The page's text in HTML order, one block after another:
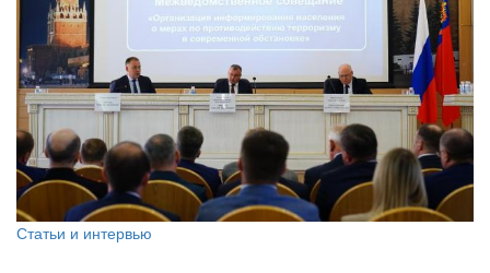
Статьи и интервью